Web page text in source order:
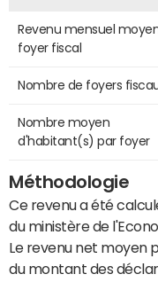
Revenu mensuel
foyer fiscal
Nombre de foyers
Nombre moyen
d'habitant(s) par foyer
Méthodologie
Ce revenu a été
du ministère de
Le revenu net moyen
du montant des